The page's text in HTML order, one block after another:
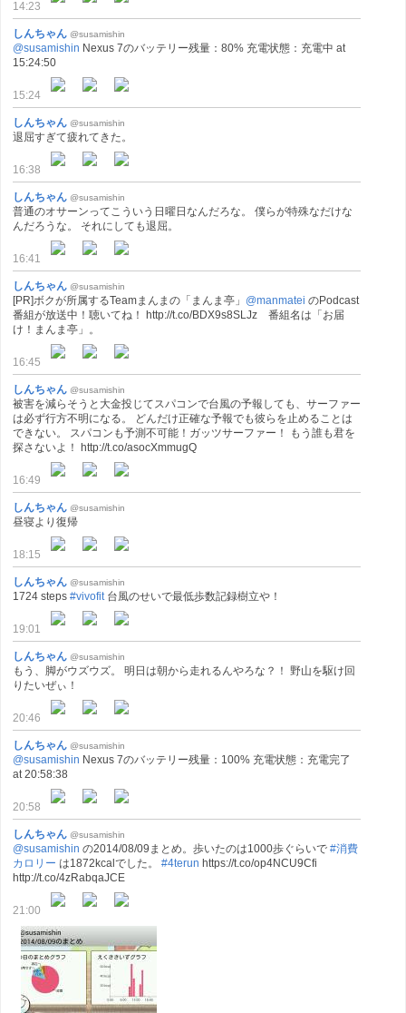
14:23
しんちゃん @susamishin
@susamishin Nexus 7のバッテリー残量：80% 充電状態：充電中 at
15:24:50
15:24
しんちゃん @susamishin
退屈すぎて疲れてきた。
16:38
しんちゃん @susamishin
普通のオサーンってこういう日曜日なんだろな。 僕らが特殊なだけな
んだろうな。 それにしても退屈。
16:41
しんちゃん @susamishin
[PR]ボクが所属するTeamまんまの「まんま亭」 @manmatei のPodcast
番組が放送中！聴いてね！ http://t.co/BDX9s8SLJz 番組名は「お届
け！まんま亭」。
16:45
しんちゃん @susamishin
被害を減らそうと大金投じてスパコンで台風の予報しても、サーファー
は必ず行方不明になる。 どんだけ正確な予報でも彼らを止めることは
できない。 スパコンも予測不可能！ガッツサーファー！ もう誰も君を
探さないよ！ http://t.co/asocXmmugQ
16:49
しんちゃん @susamishin
昼寝より復帰
18:15
しんちゃん @susamishin
1724 steps #vivofit台風のせいで最低歩数記録樹立や！
19:01
しんちゃん @susamishin
もう、脚がウズウズ。 明日は朝から走れるんやろな？！ 野山を駆け回
りたいぜぃ！
20:46
しんちゃん @susamishin
@susamishin Nexus 7のバッテリー残量：100% 充電状態：充電完了
at 20:58:38
20:58
しんちゃん @susamishin
@susamishin の2014/08/09まとめ。歩いたのは1000歩ぐらいで #消費
カロリー は1872kcalでした。 #4terun https://t.co/op4NCU9Cfi
http://t.co/4zRabqaJCE
21:00